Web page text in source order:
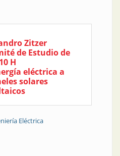
Zitzer
de Estudio de
H
eléctrica a
solares
Eléctrica